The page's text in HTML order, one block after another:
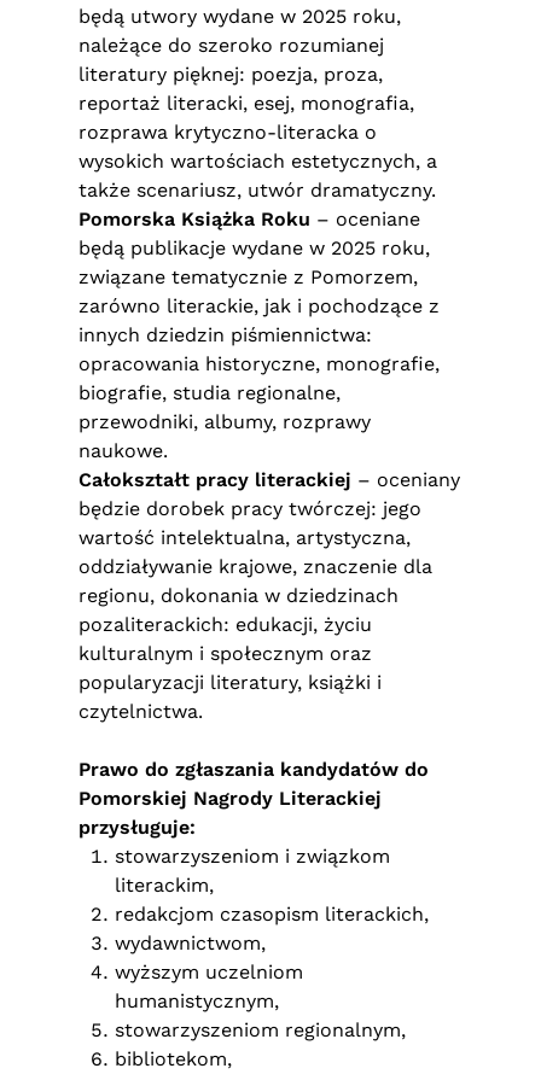
będą utwory wydane w 2025 roku,
należące do szeroko rozumianej
literatury pięknej: poezja, proza,
reportaż literacki, esej, monografia,
rozprawa krytyczno-literacka o
wysokich wartościach estetycznych, a
także scenariusz, utwór dramatyczny.
Pomorska Książka Roku – oceniane
będą publikacje wydane w 2025 roku,
związane tematycznie z Pomorzem,
zarówno literackie, jak i pochodzące z
innych dziedzin piśmiennictwa:
opracowania historyczne, monografie,
biografie, studia regionalne,
przewodniki, albumy, rozprawy
naukowe.
Całokształt pracy literackiej – oceniany
będzie dorobek pracy twórczej: jego
wartość intelektualna, artystyczna,
oddziaływanie krajowe, znaczenie dla
regionu, dokonania w dziedzinach
pozaliterackich: edukacji, życiu
kulturalnym i społecznym oraz
popularyzacji literatury, książki i
czytelnictwa.
Prawo do zgłaszania kandydatów do
Pomorskiej Nagrody Literackiej
przysługuje:
stowarzyszeniom i związkom
literackim,
redakcjom czasopism literackich,
wydawnictwom,
wyższym uczelniom
humanistycznym,
stowarzyszeniom regionalnym,
bibliotekom,